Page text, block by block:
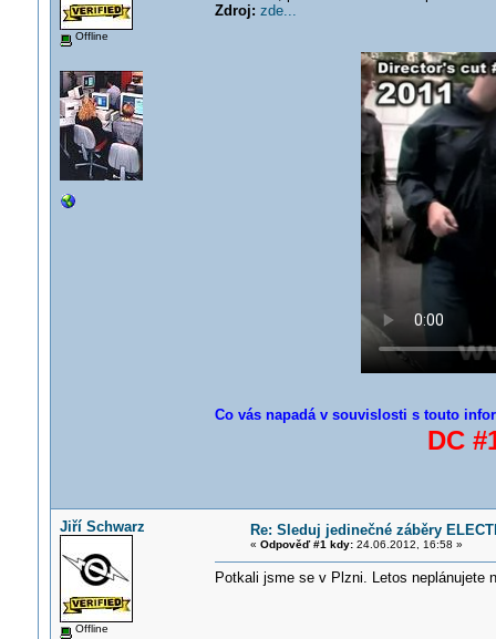
Offline
Zdroj: zde...
Co vás napadá v souvislosti s touto
DC
Jiří Schwarz
Offline
Re: Sleduj jedinečné záběry
« Odpověď #1 kdy:24.06.2012, 16:58 »
Potkali jsme se v Plzni. Letos neplánujete